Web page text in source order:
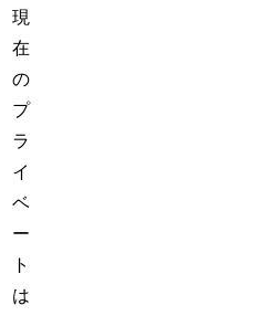
現
在
の
プ
ラ
イ
ベ
ー
ト
は